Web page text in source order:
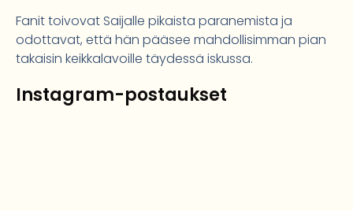
Fanit toivovat Saijalle pikaista paranemista ja
odottavat, että hän pääsee mahdollisimman pian
takaisin keikkalavoille täydessä iskussa.
Instagram-postaukset